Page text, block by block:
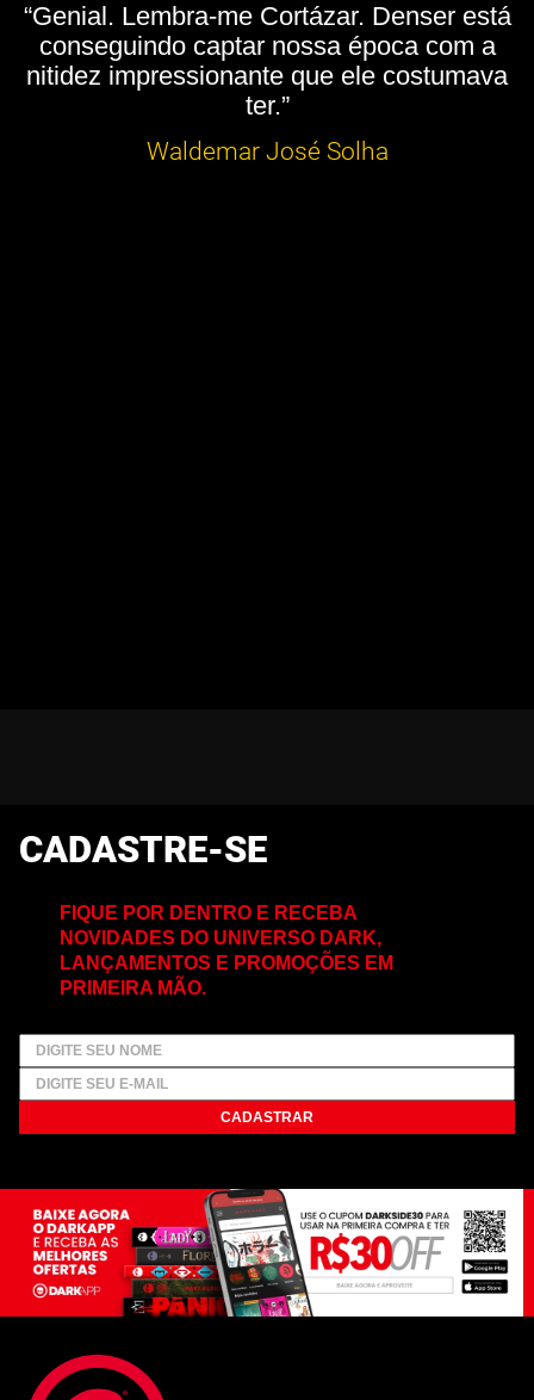
“Genial. Lembra-me Cortázar. Denser está
conseguindo captar nossa época com a
nitidez impressionante que ele costumava
ter.”
Waldemar José Solha
CADASTRE-SE
FIQUE POR DENTRO E RECEBA
NOVIDADES DO UNIVERSO DARK,
LANÇAMENTOS E PROMOÇÕES EM
PRIMEIRA MÃO.
CADASTRAR